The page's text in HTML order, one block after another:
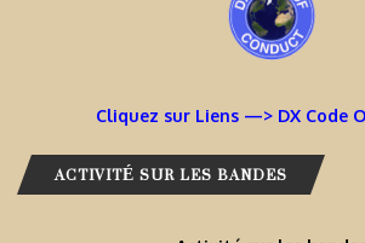
Cliquez sur Liens —> DX Code
ACTIVITÉ SUR LES BANDES